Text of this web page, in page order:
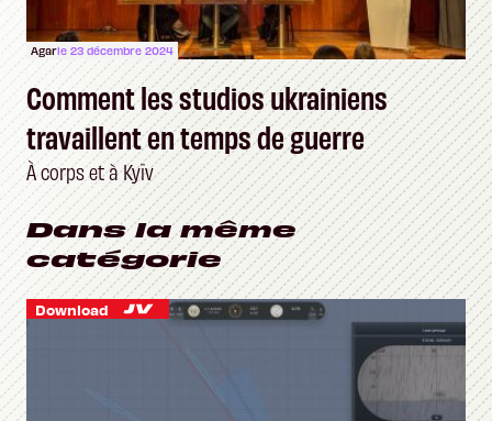
Agarle 23 décembre 2024
Comment les studios ukrainiens
travaillent en temps de guerre
À corps et à Kyïv
Dans la même
catégorie
Download